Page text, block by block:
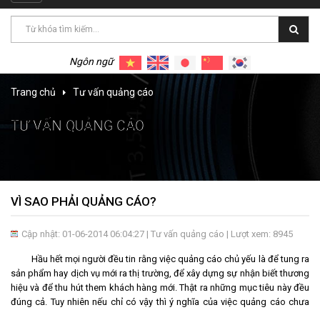
navigation
LIÊN
Ngôn ngữ
Trang chủ Tư vấn quảng cáo
TƯ VẤN QUẢNG CÁO
VÌ SAO PHẢI QUẢNG CÁO?
Cập nhật: 01-06-2014 06:04:27 | Tư vấn quảng cáo | Lượt xem: 8945
Hầu hết mọi người đều tin rằng việc quảng cáo chủ yếu là để tung ra
sản phẩm hay dịch vụ mới ra thị trường, để xây dựng sự nhận biết thương
hiệu và để thu hút them khách hàng mới. Thật ra những mục tiêu này đều
đúng cả. Tuy nhiên nếu chỉ có vậy thì ý nghĩa của việc quảng cáo chưa